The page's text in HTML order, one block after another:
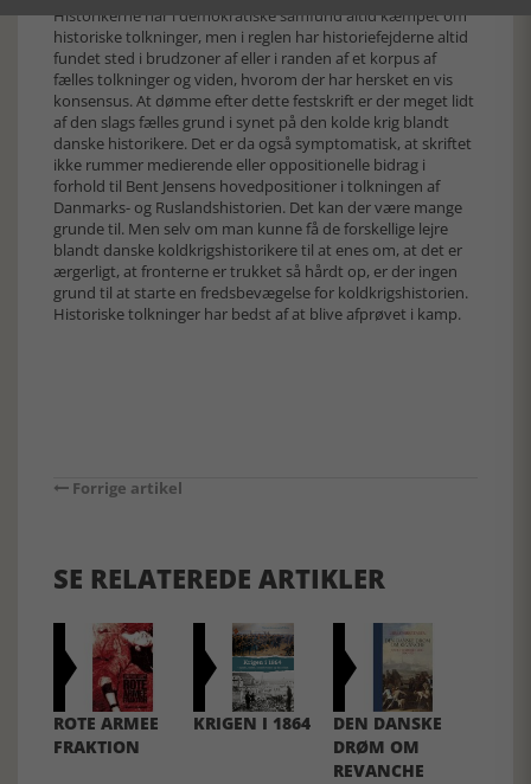
Historikerne har i demokratiske samfund altid kæmpet om
historiske tolkninger, men i reglen har historiefejderne altid
fundet sted i brudzoner af eller i randen af et korpus af
fælles tolkninger og viden, hvorom der har hersket en vis
konsensus. At dømme efter dette festskrift er der meget lidt
af den slags fælles grund i synet på den kolde krig blandt
danske historikere. Det er da også symptomatisk, at skriftet
ikke rummer medierende eller oppositionelle bidrag i
forhold til Bent Jensens hovedpositioner i tolkningen af
Danmarks- og Ruslandshistorien. Det kan der være mange
grunde til. Men selv om man kunne få de forskellige lejre
blandt danske koldkrigshistorikere til at enes om, at det er
ærgerligt, at fronterne er trukket så hårdt op, er der ingen
grund til at starte en fredsbevægelse for koldkrigshistorien.
Historiske tolkninger har bedst af at blive afprøvet i kamp.
Forrige artikel
SE RELATEREDE ARTIKLER
ROTE ARMEE
FRAKTION
KRIGEN I 1864
DEN DANSKE
DRØM OM
REVANCHE